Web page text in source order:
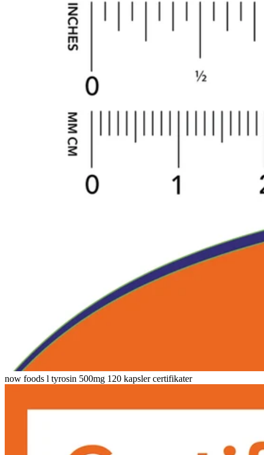
now foods l tyrosin 500mg 120 kapsler certifikater